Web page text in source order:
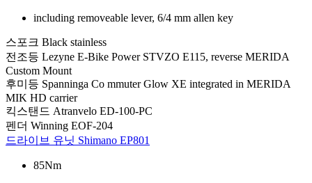
including removeable lever, 6/4 mm allen key
스포크 Black stainless
전조등 Lezyne E-Bike Power STVZO E115, reverse MERIDA
Custom Mount
후미등 Spanninga Co mmuter Glow XE integrated in MERIDA
MIK HD carrier
킥스탠드 Atranvelo ED-100-PC
펜더 Winning EOF-204
드라이브 유닛 Shimano EP801
85Nm